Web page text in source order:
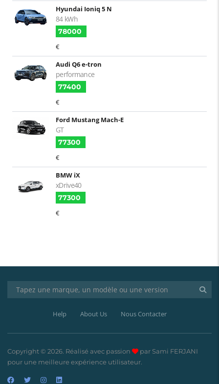
Hyundai Ioniq 5 N
84 kWh
78000
€
Audi Q6 e-tron
performance
77400
€
Ford Mustang Mach-E
GT
77300
€
BMW iX
xDrive40
77300
€
Help About Us Nous Contacter
Copyright © 2026. Réalisé avec passion
par Sami FERJANI
pour une meilleure expérience utilisateur.